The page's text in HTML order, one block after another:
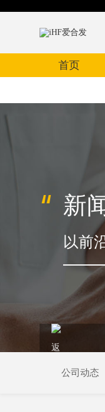
首页
新
以前
公司动态